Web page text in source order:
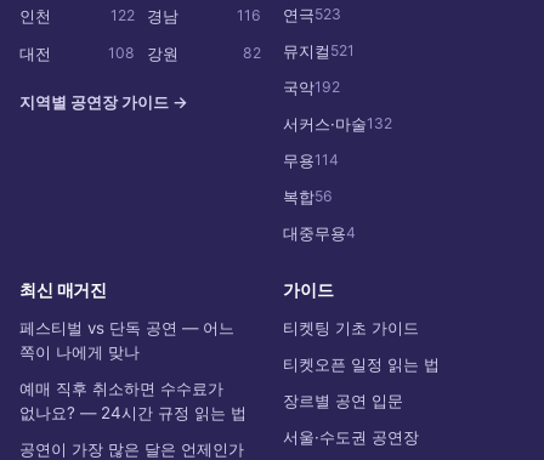
인천 122 경남 116
대전 108 강원 82
지역별 공연장 가이드 →
연극523
뮤지컬 521
국악192
서커스·마술132
무용114
복합56
대중무용4
최신 매거진
페스티벌 vs 단독 공연 — 어느
쪽이 나에게 맞나
예매 직후 취소하면 수수료가
없나요? — 24시간 규정 읽는 법
공연이 가장 많은 달은 언제인가
가이드
티켓팅 기초 가이드
티켓오픈 일정 읽는 법
장르별 공연 입문
서울·수도권 공연장